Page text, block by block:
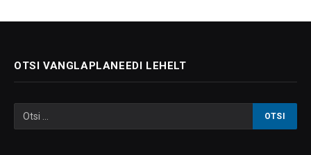
OTSI VANGLAPLANEEDI LEHELT